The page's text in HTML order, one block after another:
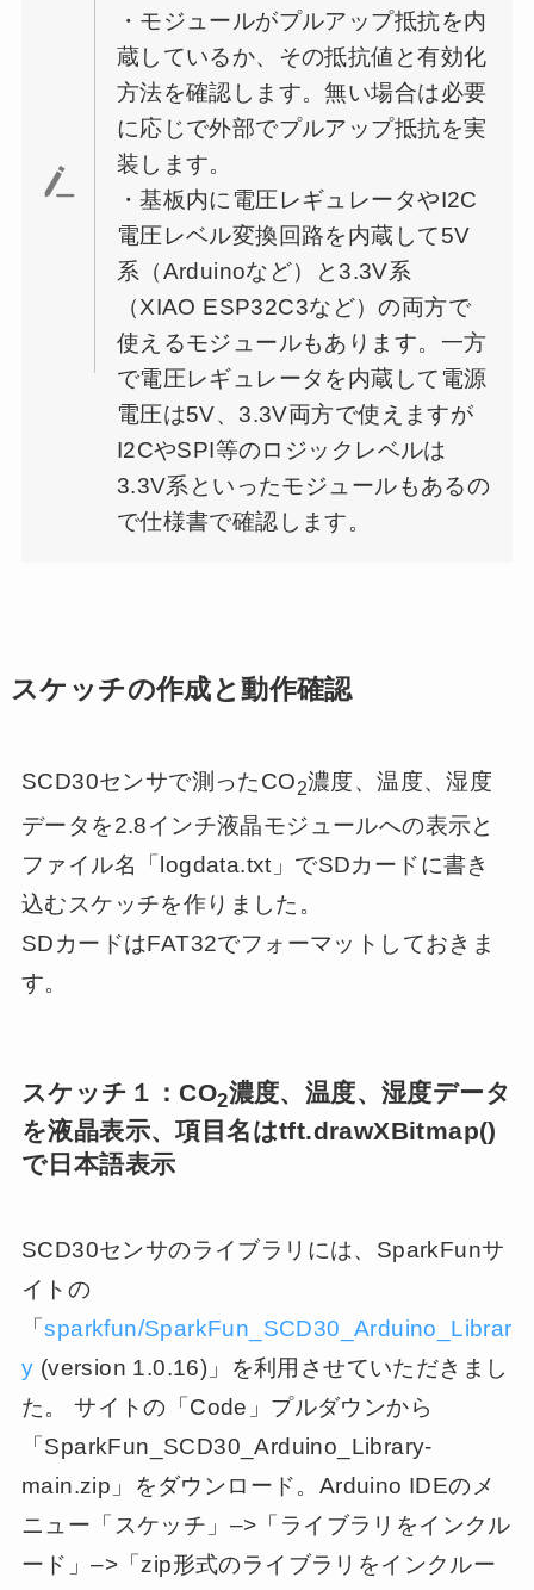
・モジュールがプルアップ抵抗を内
蔵しているか、その抵抗値と有効化
方法を確認します。無い場合は必要
に応じで外部でプルアップ抵抗を実
装します。
・基板内に電圧レギュレータやI2C
電圧レベル変換回路を内蔵して5V
系（Arduinoなど）と3.3V系
（XIAO ESP32C3など）の両方で
使えるモジュールもあります。一方
で電圧レギュレータを内蔵して電源
電圧は5V、3.3V両方で使えますが
I2CやSPI等のロジックレベルは
3.3V系といったモジュールもあるの
で仕様書で確認します。
スケッチの作成と動作確認
SCD30センサで測ったCO2濃度、温度、湿度
データを2.8インチ液晶モジュールへの表示と
ファイル名「logdata.txt」でSDカードに書き
込むスケッチを作りました。
SDカードはFAT32でフォーマットしておきま
す。
スケッチ１：CO2濃度、温度、湿度データ
を液晶表示、項目名はtft.drawXBitmap()
で日本語表示
SCD30センサのライブラリには、SparkFunサ
イトの
「sparkfun/SparkFun_SCD30_Arduino_Librar
y (version 1.0.16)」を利用させていただきまし
た。 サイトの「Code」プルダウンから
「SparkFun_SCD30_Arduino_Library-
main.zip」をダウンロード。Arduino IDEのメ
ニュー「スケッチ」–>「ライブラリをインクル
ード」–>「zip形式のライブラリをインクルー